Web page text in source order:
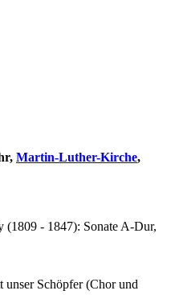
Martin-Luther-Kirche,
(1809 - 1847): Sonate A-Dur,
Schöpfer (Chor und